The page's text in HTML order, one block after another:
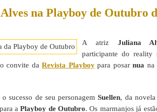
na Playboy de Outubro
A atriz Juliana
participante do reality
convite daRevista Playboypara posarnua na
o sucesso de seu personagemSuellen, da novela
aPlayboy de Outubro. Os marmanjos já